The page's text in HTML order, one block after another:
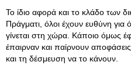
Το ίδιο αφορά και το κλάδο των
Πράγματι, όλοι έχουν ευθύνη για
γίνεται στη χώρα. Κάποιο όμως
έπαιρναν και παίρνουν
και τη δέσμευση να το κάνουν.